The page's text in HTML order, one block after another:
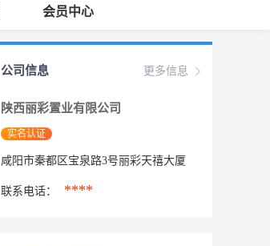
会员中心
更多信息
公司信息
陕西丽彩置业有限公司
实名认证
咸阳市秦都区宝泉路3号丽彩天禧大厦
联系电话： ****